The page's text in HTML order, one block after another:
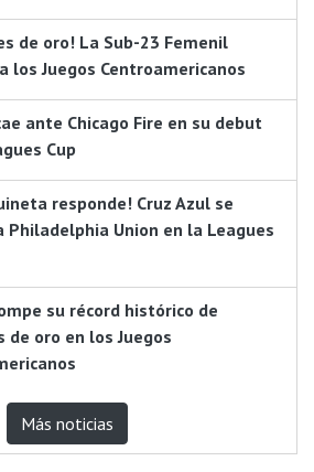
de oro! La Sub-23 Femenil
los Juegos Centroamericanos
ante Chicago Fire en su debut
Cup
responde! Cruz Azul se
Philadelphia Union en la Leagues
su récord histórico de
de oro en los Juegos
Más noticias